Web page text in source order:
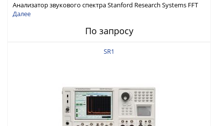
Анализатор звукового спектра Stanford Research Systems FFT
SR770
Далее
По запросу
SR1